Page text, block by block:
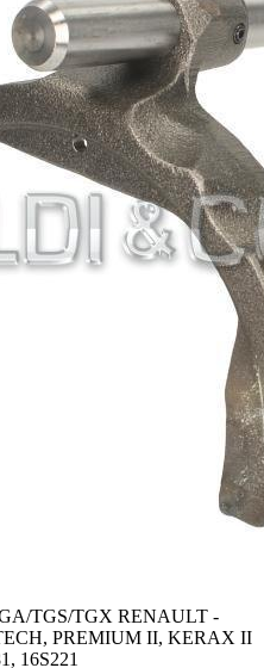
TGS/TGX RENAULT -
PREMIUM II, KERAX II
16S221